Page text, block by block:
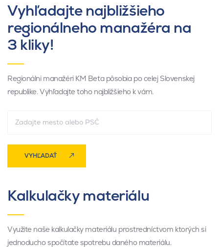
Vyhľadajte najbližšieho
regionálneho manažéra na
3 kliky!
Regionálni manažéri KM Beta pôsobia po celej Slovenskej
republike. Vyhľadajte toho najbližšieho k vám.
VYHĽADAŤ
Kalkulačky materiálu
Využite naše kalkulačky materiálu prostredníctvom ktorých si
jednoducho spočítate spotrebu daného materiálu.